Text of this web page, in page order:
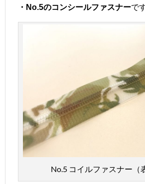
・No.5のコンシールファスナーで
No.5 コイルファスナー（